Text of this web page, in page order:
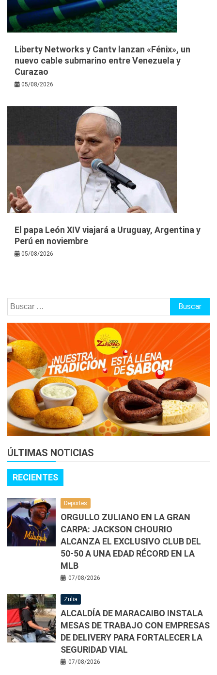
Liberty Networks y Cantv lanzan «Fénix», un
nuevo cable submarino entre Venezuela y
Curazao
05/08/2026
El papa León XIV viajará a Uruguay, Argentina y
Perú en noviembre
05/08/2026
Buscar:
ÚLTIMAS NOTICIAS
RECIENTES
Deportes
ORGULLO ZULIANO EN LA GRAN
CARPA: JACKSON CHOURIO
ALCANZA EL EXCLUSIVO CLUB DEL
50-50 A UNA EDAD RÉCORD EN LA
MLB
07/08/2026
Zulia
ALCALDÍA DE MARACAIBO INSTALA
MESAS DE TRABAJO CON EMPRESAS
DE DELIVERY PARA FORTALECER LA
SEGURIDAD VIAL
07/08/2026